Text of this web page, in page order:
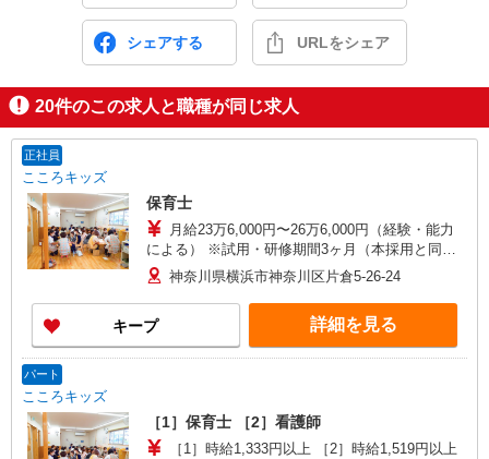
シェアする URLをシェア
20件のこの求人と職種が同じ求人
正社員
こころキッズ
保育士
月給23万6,000円〜26万6,000円（経験・能力
による） ※試用・研修期間3ヶ月（本採用と同
じ）神奈川県横浜市神奈川区片倉5-26-24
キープ 詳細を見る
パート
こころキッズ
［1］保育士 ［2］看護師
［1］時給1,333円以上 ［2］時給1,519円以上